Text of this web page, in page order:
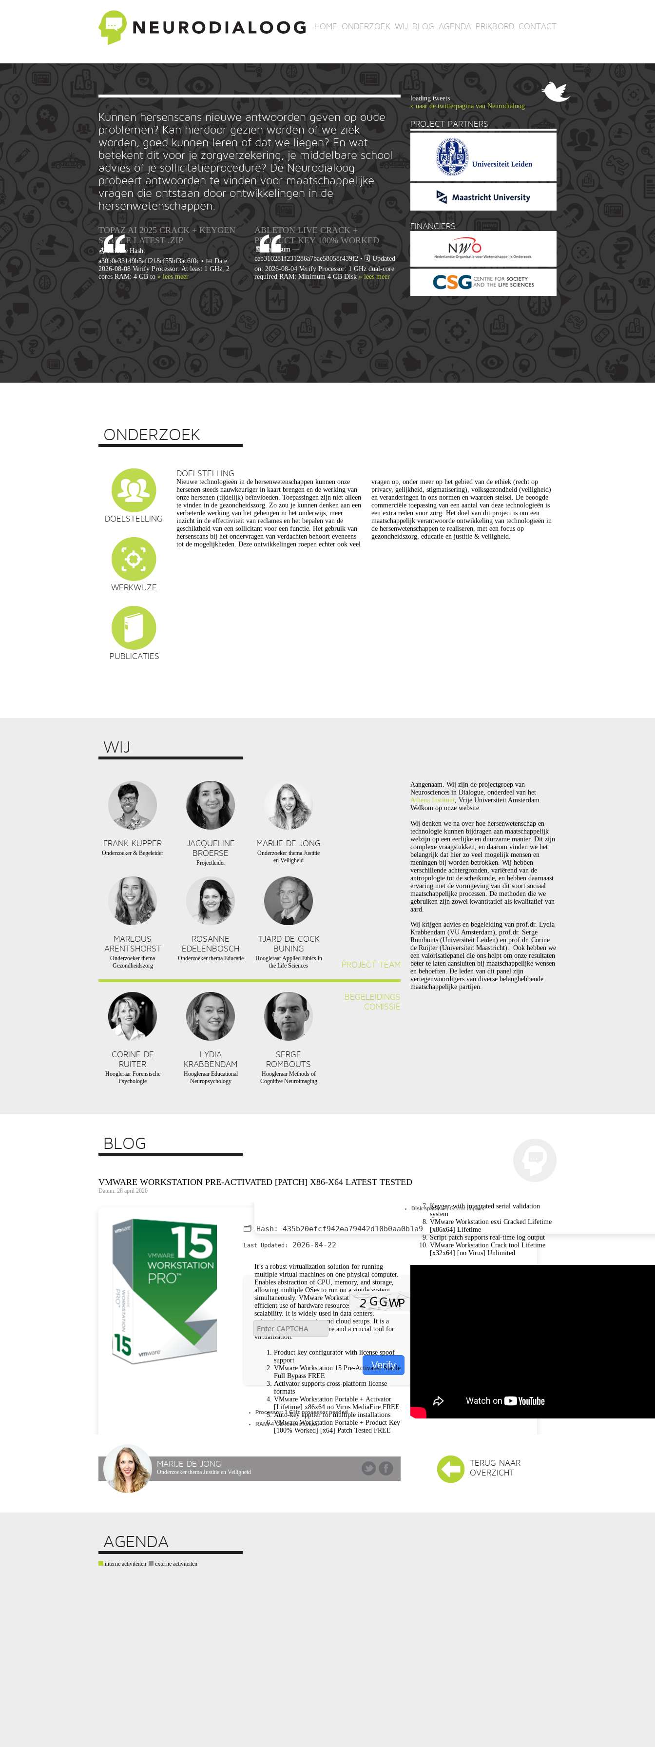
HOME ONDERZOEK WIJ BLOG AGENDA PRIKBORD CONTACT
Kunnen hersenscans nieuwe antwoorden geven op oude
problemen? Kan hierdoor gezien worden of we ziek
worden, goed kunnen leren of dat we liegen? En wat
betekent dit voor je zorgverzekering, je middelbare school
advies of je sollicitatieprocedure? De Neurodialoog
probeert antwoorden te vinden voor maatschappelijke
vragen die ontstaan door ontwikkelingen in de
hersenwetenschappen.
TOPAZ AI 2025 CRACK + KEYGEN
STABLE LATEST .ZIP
📤 Release Hash:
a30b0e33149b5aff218cf55bf3ac6f0c • 📅 Date:
2026-08-08 Verify Processor: At least 1 GHz, 2
cores RAM: 4 GB to » lees meer
ABLETON LIVE CRACK +
PRODUCT KEY 100% WORKED
🧾 Hash-sum —
ceb310281f231286a7bae58058f439f2 • 🗓 Updated
on: 2026-08-04 Verify Processor: 1 GHz dual-core
required RAM: Minimum 4 GB Disk » lees meer
loading tweets
» naar de twitterpagina van Neurodialoog
PROJECT PARTNERS
FINANCIERS
ONDERZOEK
DOELSTELLING
WERKWIJZE
PUBLICATIES
DOELSTELLING
Nieuwe technologieën in de hersenwetenschappen kunnen onze
hersenen steeds nauwkeuriger in kaart brengen en de werking van
onze hersenen (tijdelijk) beïnvloeden. Toepassingen zijn niet alleen
te vinden in de gezondheidszorg. Zo zou je kunnen denken aan een
verbeterde werking van het geheugen in het onderwijs, meer
inzicht in de effectiviteit van reclames en het bepalen van de
geschiktheid van een sollicitant voor een functie. Het gebruik van
hersenscans bij het ondervragen van verdachten behoort eveneens
tot de mogelijkheden. Deze ontwikkelingen roepen echter ook veel
vragen op, onder meer op het gebied van de ethiek (recht op
privacy, gelijkheid, stigmatisering), volksgezondheid (veiligheid)
en veranderingen in ons normen en waarden stelsel. De beoogde
commerciële toepassing van een aantal van deze technologieën is
een extra reden voor zorg. Het doel van dit project is om een
maatschappelijk verantwoorde ontwikkeling van technologieën in
de hersenwetenschappen te realiseren, met een focus op
gezondheidszorg, educatie en justitie & veiligheid.
WIJ
FRANK KUPPER
Onderzoeker & Begeleider
JACQUELINE
BROERSE
Projectleider
MARIJE DE JONG
Onderzoeker thema Justitie
en Veiligheid
MARLOUS
ARENTSHORST
Onderzoeker thema
Gezondheidszorg
ROSANNE
EDELENBOSCH
Onderzoeker thema Educatie
TJARD DE COCK
BUNING
Hoogleraar Applied Ethics in
the Life Sciences
PROJECT TEAM
CORINE DE
RUITER
Hoogleraar Forensische
Psychologie
LYDIA
KRABBENDAM
Hoogleraar Educational
Neuropsychology
SERGE
ROMBOUTS
Hoogleraar Methods of
Cognitive Neuroimaging
BEGELEIDINGS
COMISSIE
Aangenaam. Wij zijn de projectgroep van
Neurosciences in Dialogue, onderdeel van het
Athena Instituut, Vrije Universiteit Amsterdam.
Welkom op onze website.
Wij denken we na over hoe hersenwetenschap en
technologie kunnen bijdragen aan maatschappelijk
welzijn op een eerlijke en duurzame manier. Dit zijn
complexe vraagstukken, en daarom vinden we het
belangrijk dat hier zo veel mogelijk mensen en
meningen bij worden betrokken. Wij hebben
verschillende achtergronden, variërend van de
antropologie tot de scheikunde, en hebben daarnaast
ervaring met de vormgeving van dit soort sociaal
maatschappelijke processen. De methoden die we
gebruiken zijn zowel kwantitatief als kwalitatief van
aard.
Wij krijgen advies en begeleiding van prof.dr. Lydia
Krabbendam (VU Amsterdam), prof.dr. Serge
Rombouts (Universiteit Leiden) en prof.dr. Corine
de Ruijter (Universiteit Maastricht). Ook hebben we
een valorisatiepanel die ons helpt om onze resultaten
beter te laten aansluiten bij maatschappelijke wensen
en behoeften. De leden van dit panel zijn
vertegenwoordigers van diverse belanghebbende
maatschappelijke partijen.
BLOG
VMWARE WORKSTATION PRE-ACTIVATED [PATCH] X86-X64 LATEST TESTED
Datum: 28 april 2026
🗂 Hash: 435b20efcf942ea79442d10b0aa0b1a9
Last Updated: 2026-04-22
Verify
Processor:1 GHz processor needed
RAM:4 GB recommended
Disk space:64 GB for unpack
It’s a robust virtualization solution for running
multiple virtual machines on one physical computer.
Enables abstraction of CPU, memory, and storage,
allowing multiple OSes to run on a single system
simultaneously. VMware Workstation is designed for
efficient use of hardware resources, with cloud
scalability. It is widely used in data centers,
enterprise environments, and cloud setups. It is a
core part of IT infrastructure and a crucial tool for
virtualization.
Product key configurator with license spoof
support
VMware Workstation 15 Pre-Activated Stable
Full Bypass FREE
Activator supports cross-platform license
formats
VMware Workstation Portable + Activator
[Lifetime] x86x64 no Virus MediaFire FREE
Auto-key applier for multiple installations
VMware Workstation Portable + Product Key
[100% Worked] [x64] Patch Tested FREE
Keygen with integrated serial validation
system
VMware Workstation esxi Cracked Lifetime
[x86x64] Lifetime
Script patch supports real-time log output
VMware Workstation Crack tool Lifetime
[x32x64] [no Virus] Unlimited
MARIJE DE JONG
Onderzoeker thema Justitie en Veiligheid
TERUG NAAR
OVERZICHT
AGENDA
interne activiteiten externe activiteiten